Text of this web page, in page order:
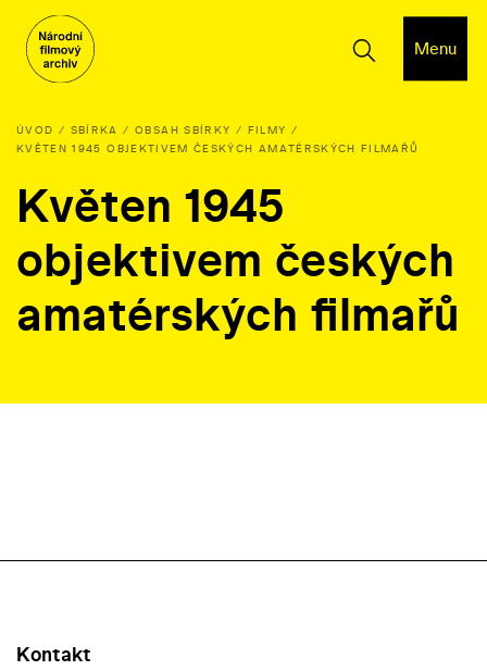
Menu
ÚVOD SBÍRKA OBSAH SBÍRKY
FILMY
KVĚTEN 1945 OBJEKTIVEM ČESKÝCH AMATÉRSKÝCH FILMAŘŮ
Květen 1945
objektivem českých
amatérských filmařů
Kontakt